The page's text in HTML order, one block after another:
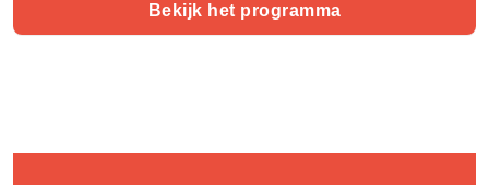
Bekijk het programma